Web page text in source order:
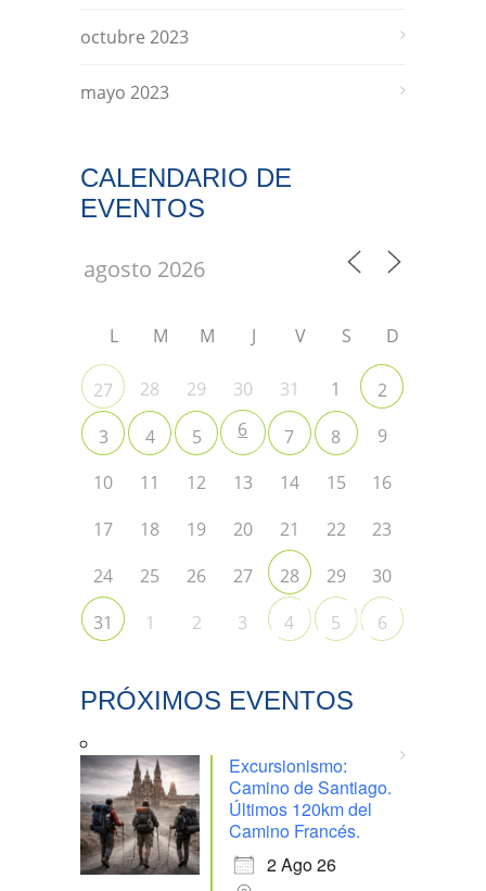
octubre 2023
mayo 2023
CALENDARIO DE
EVENTOS
L M M J V S D
27 28 29 30 31 1
2
3
4 5 6 7 8
9
10
11 12 13 14 15
16
17
18 19 20 21 22
23
24
25 26 27 28 29
30
31
1 2 3 4 5 6
PRÓXIMOS EVENTOS
Excursionismo:
Camino de Santiago.
Últimos 120km del
Camino Francés.
2 Ago 26